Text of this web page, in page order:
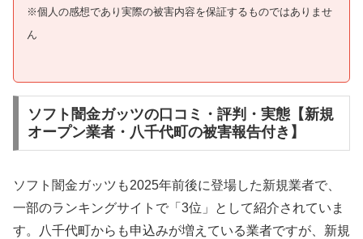
※個人の感想であり実際の被害内容を保証するものではありませ
ん
ソフト闇金ガッツの口コミ・評判・実態【新規
オープン業者・八千代町の被害報告付き】
ソフト闇金ガッツも2025年前後に登場した新規業者で、
一部のランキングサイトで「3位」として紹介されていま
す。八千代町からも申込みが増えている業者ですが、新規